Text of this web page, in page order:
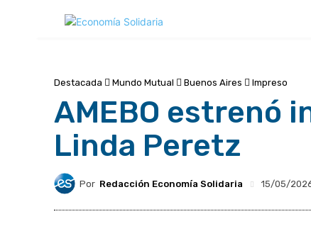
Destacada Mundo Mutual Buenos Aires Impreso
AMEBO estrenó
Linda Peretz
Por Redacción Economía Solidaria 15/05/